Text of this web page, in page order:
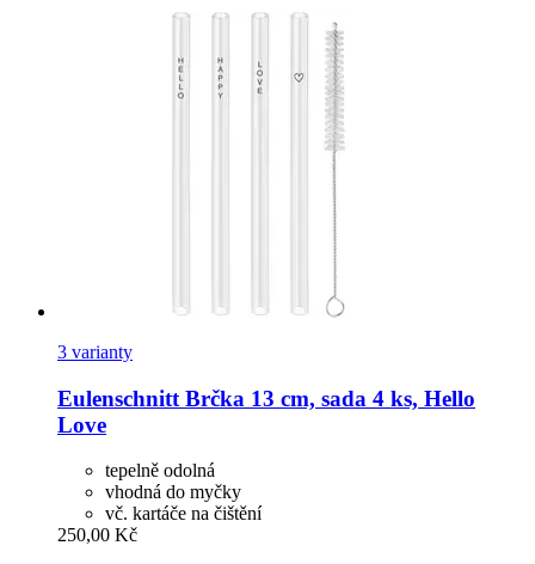
3 varianty
Eulenschnitt Brčka 13 cm, sada 4 ks, Hello
Love
tepelně odolná
vhodná do myčky
vč. kartáče na čištění
250,00 Kč